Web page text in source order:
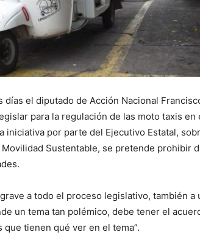
días el diputado de Acción Nacional
para la regulación de las moto taxis en
iniciativa por parte del Ejecutivo Estatal,
Sustentable, se pretende prohibir
a todo el proceso legislativo, también a
un tema tan polémico, debe tener el
tienen qué ver en el tema”.